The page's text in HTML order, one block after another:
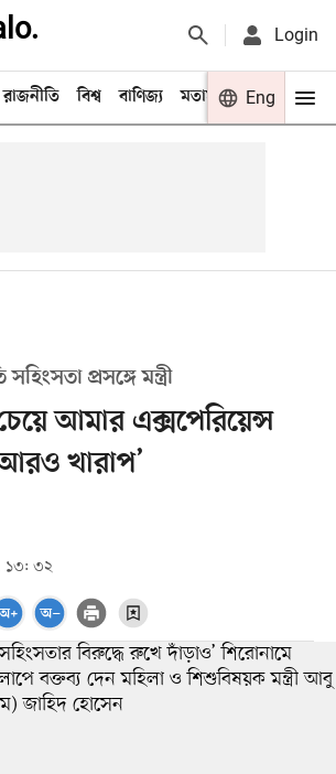
Login
রাজনীতি বিশ্ব বাণিজ্য মতামত খেলা
Eng
প্রসঙ্গে মন্ত্রী
আমার এক্সপেরিয়েন্স
খারাপ’
১৩: ৩২